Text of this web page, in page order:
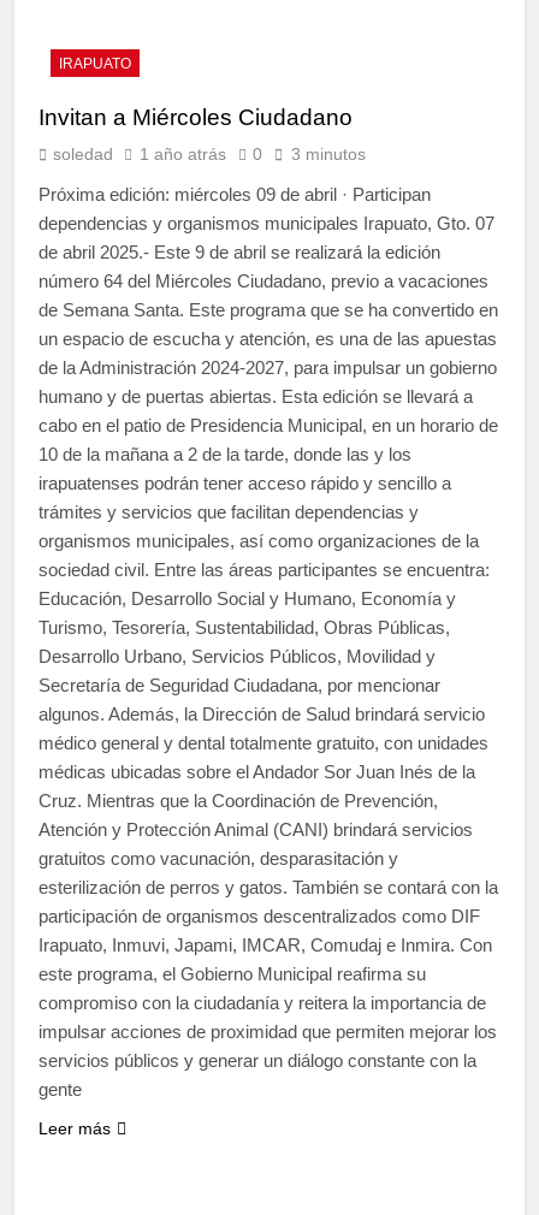
IRAPUATO
Invitan a Miércoles Ciudadano
soledad 1 año atrás 0 3 minutos
Próxima edición: miércoles 09 de abril · Participan
dependencias y organismos municipales Irapuato, Gto. 07
de abril 2025.- Este 9 de abril se realizará la edición
número 64 del Miércoles Ciudadano, previo a vacaciones
de Semana Santa. Este programa que se ha convertido en
un espacio de escucha y atención, es una de las apuestas
de la Administración 2024-2027, para impulsar un gobierno
humano y de puertas abiertas. Esta edición se llevará a
cabo en el patio de Presidencia Municipal, en un horario de
10 de la mañana a 2 de la tarde, donde las y los
irapuatenses podrán tener acceso rápido y sencillo a
trámites y servicios que facilitan dependencias y
organismos municipales, así como organizaciones de la
sociedad civil. Entre las áreas participantes se encuentra:
Educación, Desarrollo Social y Humano, Economía y
Turismo, Tesorería, Sustentabilidad, Obras Públicas,
Desarrollo Urbano, Servicios Públicos, Movilidad y
Secretaría de Seguridad Ciudadana, por mencionar
algunos. Además, la Dirección de Salud brindará servicio
médico general y dental totalmente gratuito, con unidades
médicas ubicadas sobre el Andador Sor Juan Inés de la
Cruz. Mientras que la Coordinación de Prevención,
Atención y Protección Animal (CANI) brindará servicios
gratuitos como vacunación, desparasitación y
esterilización de perros y gatos. También se contará con la
participación de organismos descentralizados como DIF
Irapuato, Inmuvi, Japami, IMCAR, Comudaj e Inmira. Con
este programa, el Gobierno Municipal reafirma su
compromiso con la ciudadanía y reitera la importancia de
impulsar acciones de proximidad que permiten mejorar los
servicios públicos y generar un diálogo constante con la
gente
Leer más